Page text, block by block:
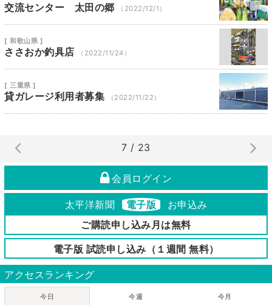
交流センター 太田の郷 （2022/12/1）
[ 和歌山県 ]
ささおか釣具店 （2022/11/24）
[ 三重県 ]
貸ガレージ利用者募集 （2022/11/22）
7 / 23
会員ログイン
太平洋新聞 電子版
お申込み
ご購読申し込み月は無料
電子版 試読申し込み（１週間 無料）
アクセスランキング
今日 今週 今月